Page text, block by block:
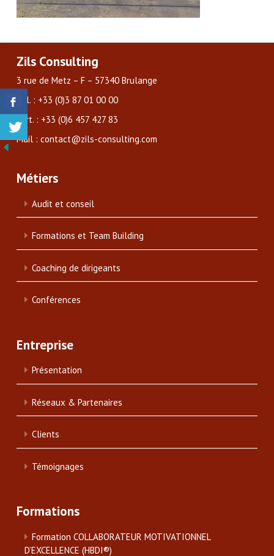
Zils Consulting
3 rue de Metz – F – 57340 Brulange
Tél. : +33 (0)3 87 01 00 00
Port. : +33 (0)6 457 427 83
Mail : contact@zils-consulting.com
Métiers
Audit et conseil
Formations et Team Building
Coaching de dirigeants
Conférences
Entreprise
Présentation
Réseaux & Partenaires
Clients
Témoignages
Formations
Formation COLLABORATEUR MOTIVATIONNEL
D’EXCELLENCE (HBDI®)